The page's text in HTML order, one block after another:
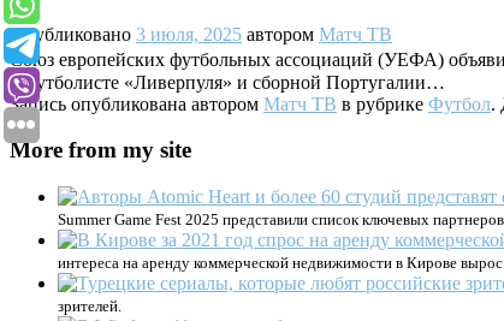
Опубликовано 3 июля, 2025 автором Матч ТВ
Союз европейских футбольных ассоциаций (УЕФА)
о футболисте «Ливерпуля» и сборной Португалии…
Запись опубликована автором Матч ТВ в рубрике Футбол.
More from my site
Summer Game Fest 2025 представили список ключевых
интереса на аренду коммерческой недвижимости в Кирове
зрителей.